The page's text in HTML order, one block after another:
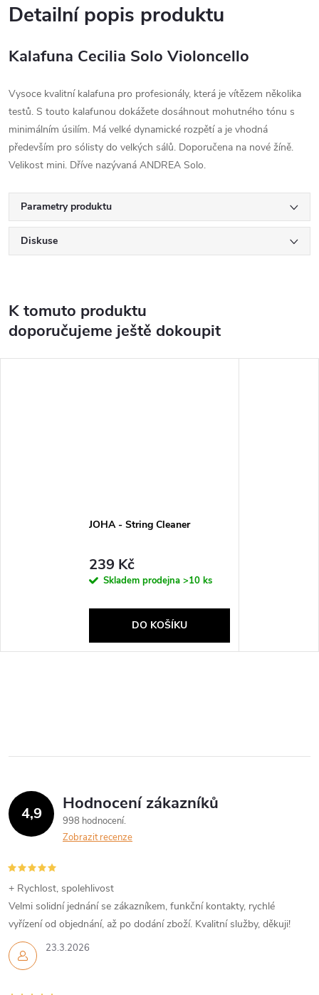
Detailní popis produktu
Kalafuna Cecilia Solo Violoncello
Vysoce kvalitní kalafuna pro profesionály, která je vítězem několika
testů. S touto kalafunou dokážete dosáhnout mohutného tónu s
minimálním úsilím. Má velké dynamické rozpětí a je vhodná
především pro sólisty do velkých sálů. Doporučena na nové žíně.
Velikost mini. Dříve nazývaná ANDREA Solo.
Parametry produktu
Diskuse
K tomuto produktu
doporučujeme ještě dokoupit
JOHA - String Cleaner
239 Kč
Skladem prodejna >10 ks
DO KOŠÍKU
4,9 Hodnocení zákazníků
998 hodnocení
Zobrazit recenze
23.3.2026
+ Rychlost, spolehlivost
Velmi solidní jednání se zákazníkem, funkční kontakty, rychlé
vyřízení od objednání, až po dodání zboží. Kvalitní služby, děkuji!